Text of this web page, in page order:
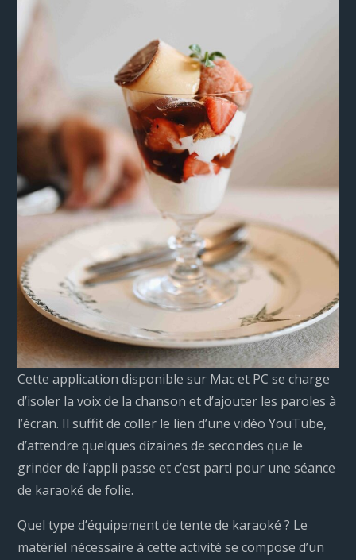
Cette application disponible sur Mac et PC se charge
d’isoler la voix de la chanson et d’ajouter les paroles à
l’écran. Il suffit de coller le lien d’une vidéo YouTube,
d’attendre quelques dizaines de secondes que le
grinder de l’appli passe et c’est parti pour une séance
de karaoké de folie.
Quel type d’équipement de tente de karaoké ? Le
matériel nécessaire à cette activité se compose d’un